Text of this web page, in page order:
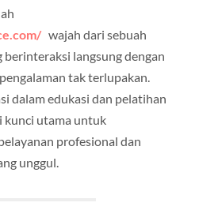
wajah dari sebuah
langsung dengan
tak terlupakan.
dalam edukasi dan pelatihan
kunci utama untuk
profesional dan
unggul.